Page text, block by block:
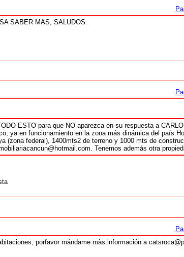
SABER MAS, SALUDOS.
ESTO para que NO aparezca en su respuesta a
ya en funcionamiento en la zona más dinámica del
(zona federal), 1400mts2 de terreno y 1000 mts de
Tenemos además otra
porfavor mándame màs información a